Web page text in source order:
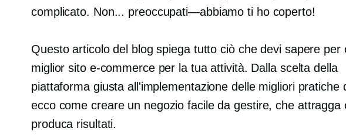
complicato. Non... preoccupati—abbiamo ti ho coperto!
Questo articolo del blog spiega tutto ciò che devi sapere per
miglior sito e-commerce per la tua attività. Dalla scelta della
piattaforma giusta all'implementazione delle migliori pratiche
ecco come creare un negozio facile da gestire, che attragga
produca risultati.